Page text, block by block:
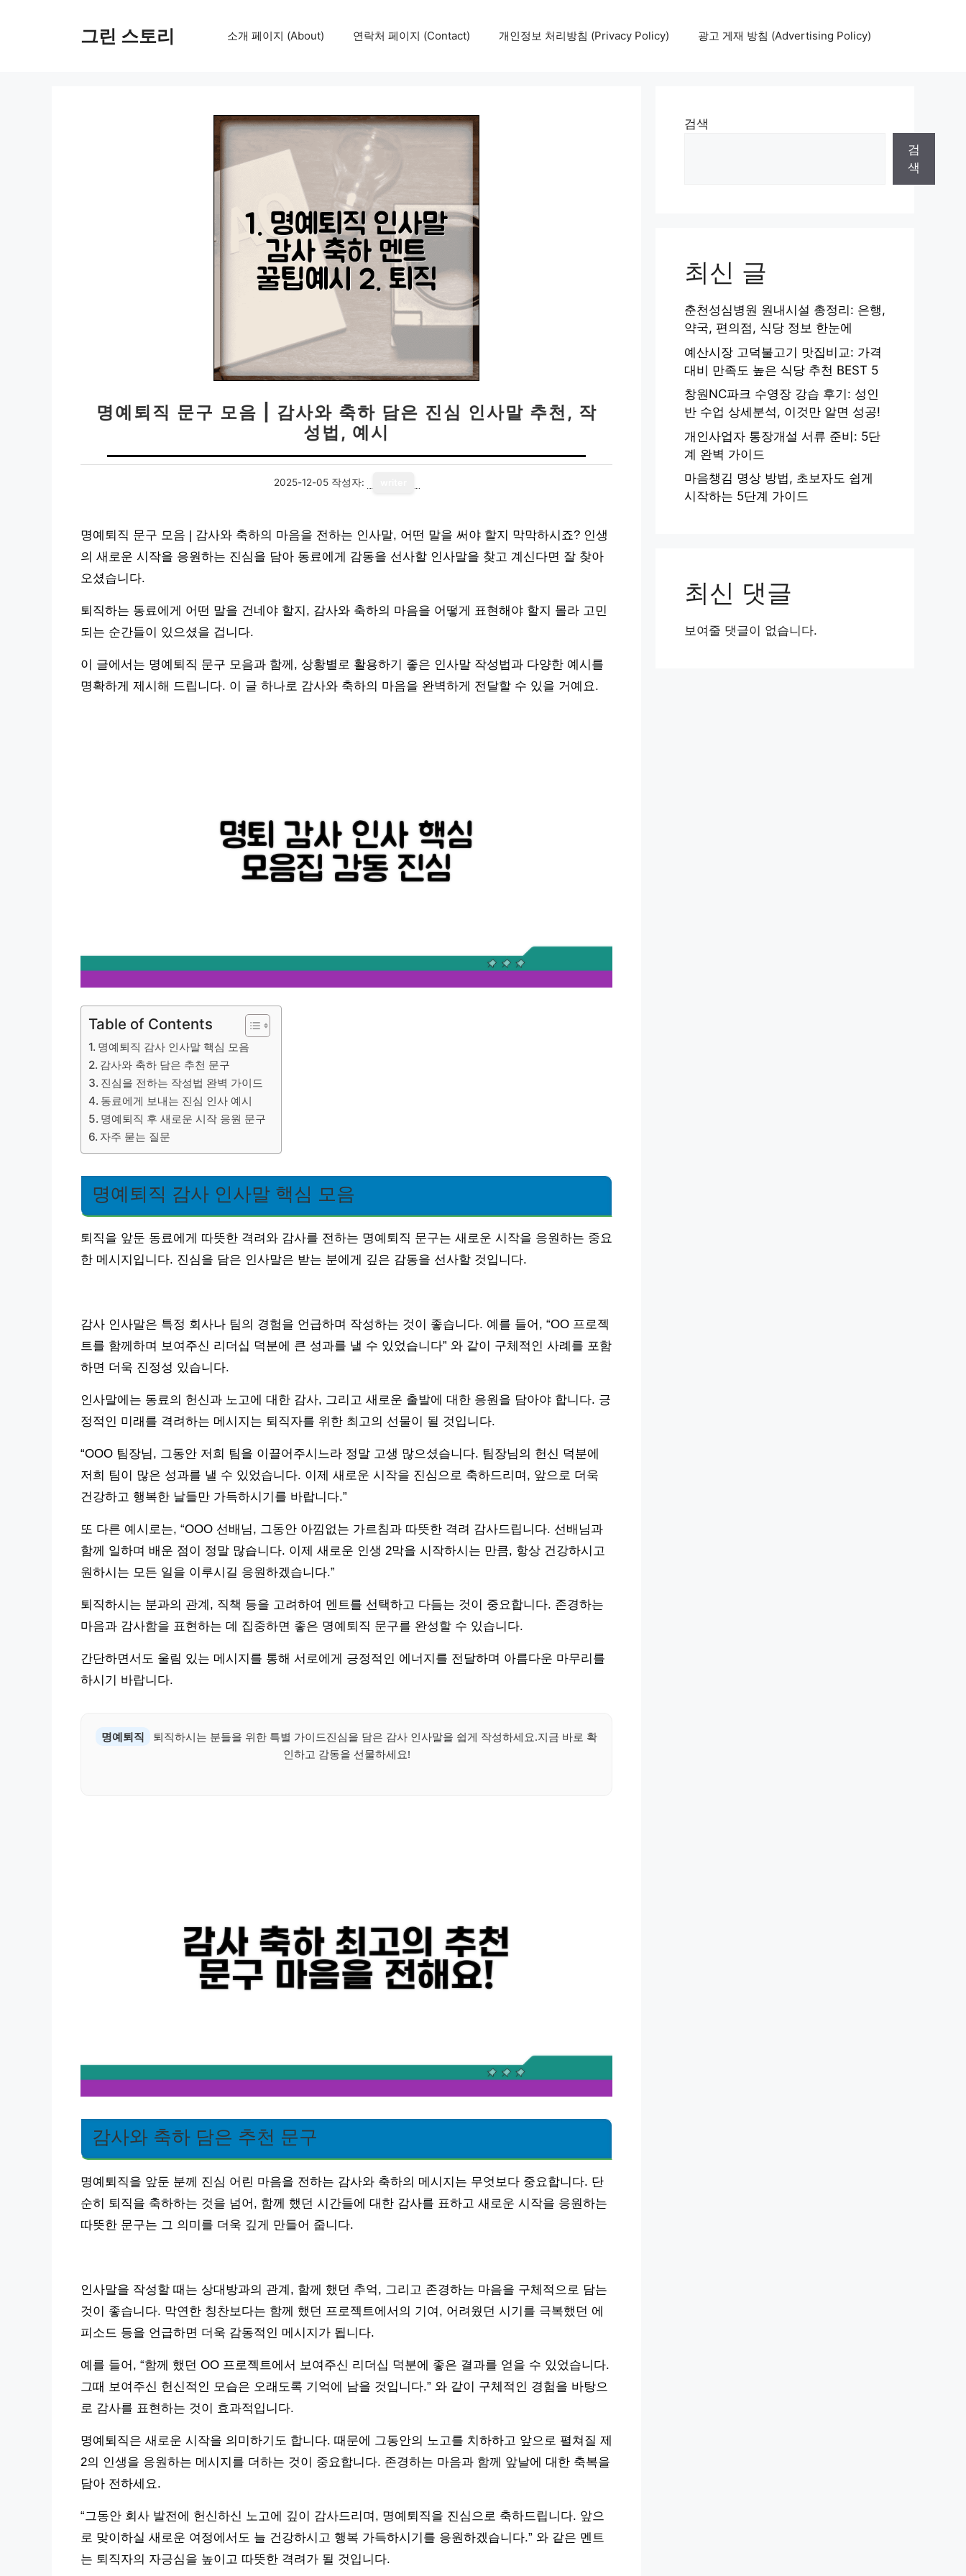
그린 스토리 소개 페이지 (About) 연락처 페이지 (Contact) 개인정보 처리방침 (Privacy Policy) 광고 게재 방침 (Advertising Policy)
명예퇴직 문구 모음 | 감사와 축하 담은 진심 인사말 추천, 작
성법, 예시
2025-12-05 작성자:
명예퇴직 문구 모음 | 감사와 축하의 마음을 전하는 인사말, 어떤 말을 써야 할지 막막하시죠? 인생
의 새로운 시작을 응원하는 진심을 담아 동료에게 감동을 선사할 인사말을 찾고 계신다면 잘 찾아
오셨습니다.
퇴직하는 동료에게 어떤 말을 건네야 할지, 감사와 축하의 마음을 어떻게 표현해야 할지 몰라 고민
되는 순간들이 있으셨을 겁니다.
이 글에서는 명예퇴직 문구 모음과 함께, 상황별로 활용하기 좋은 인사말 작성법과 다양한 예시를
명확하게 제시해 드립니다. 이 글 하나로 감사와 축하의 마음을 완벽하게 전달할 수 있을 거예요.
Table of Contents
명예퇴직 감사 인사말 핵심 모음
감사와 축하 담은 추천 문구
진심을 전하는 작성법 완벽 가이드
동료에게 보내는 진심 인사 예시
명예퇴직 후 새로운 시작 응원 문구
자주 묻는 질문
명예퇴직 감사 인사말 핵심 모음
퇴직을 앞둔 동료에게 따뜻한 격려와 감사를 전하는 명예퇴직 문구는 새로운 시작을 응원하는 중요
한 메시지입니다. 진심을 담은 인사말은 받는 분에게 깊은 감동을 선사할 것입니다.
감사 인사말은 특정 회사나 팀의 경험을 언급하며 작성하는 것이 좋습니다. 예를 들어, “OO 프로젝
트를 함께하며 보여주신 리더십 덕분에 큰 성과를 낼 수 있었습니다” 와 같이 구체적인 사례를 포함
하면 더욱 진정성 있습니다.
인사말에는 동료의 헌신과 노고에 대한 감사, 그리고 새로운 출발에 대한 응원을 담아야 합니다. 긍
정적인 미래를 격려하는 메시지는 퇴직자를 위한 최고의 선물이 될 것입니다.
“OOO 팀장님, 그동안 저희 팀을 이끌어주시느라 정말 고생 많으셨습니다. 팀장님의 헌신 덕분에
저희 팀이 많은 성과를 낼 수 있었습니다. 이제 새로운 시작을 진심으로 축하드리며, 앞으로 더욱
건강하고 행복한 날들만 가득하시기를 바랍니다.”
또 다른 예시로는, “OOO 선배님, 그동안 아낌없는 가르침과 따뜻한 격려 감사드립니다. 선배님과
함께 일하며 배운 점이 정말 많습니다. 이제 새로운 인생 2막을 시작하시는 만큼, 항상 건강하시고
원하시는 모든 일을 이루시길 응원하겠습니다.”
퇴직하시는 분과의 관계, 직책 등을 고려하여 멘트를 선택하고 다듬는 것이 중요합니다. 존경하는
마음과 감사함을 표현하는 데 집중하면 좋은 명예퇴직 문구를 완성할 수 있습니다.
간단하면서도 울림 있는 메시지를 통해 서로에게 긍정적인 에너지를 전달하며 아름다운 마무리를
하시기 바랍니다.
명예퇴직
퇴직하시는 분들을 위한 특별 가이드진심을 담은 감사 인사말을 쉽게 작성하세요.지금 바로 확
인하고 감동을 선물하세요!
감사와 축하 담은 추천 문구
명예퇴직을 앞둔 분께 진심 어린 마음을 전하는 감사와 축하의 메시지는 무엇보다 중요합니다. 단
순히 퇴직을 축하하는 것을 넘어, 함께 했던 시간들에 대한 감사를 표하고 새로운 시작을 응원하는
따뜻한 문구는 그 의미를 더욱 깊게 만들어 줍니다.
인사말을 작성할 때는 상대방과의 관계, 함께 했던 추억, 그리고 존경하는 마음을 구체적으로 담는
것이 좋습니다. 막연한 칭찬보다는 함께 했던 프로젝트에서의 기여, 어려웠던 시기를 극복했던 에
피소드 등을 언급하면 더욱 감동적인 메시지가 됩니다.
예를 들어, “함께 했던 OO 프로젝트에서 보여주신 리더십 덕분에 좋은 결과를 얻을 수 있었습니다.
그때 보여주신 헌신적인 모습은 오래도록 기억에 남을 것입니다.” 와 같이 구체적인 경험을 바탕으
로 감사를 표현하는 것이 효과적입니다.
명예퇴직은 새로운 시작을 의미하기도 합니다. 때문에 그동안의 노고를 치하하고 앞으로 펼쳐질 제
2의 인생을 응원하는 메시지를 더하는 것이 중요합니다. 존경하는 마음과 함께 앞날에 대한 축복을
담아 전하세요.
“그동안 회사 발전에 헌신하신 노고에 깊이 감사드리며, 명예퇴직을 진심으로 축하드립니다. 앞으
로 맞이하실 새로운 여정에서도 늘 건강하시고 행복 가득하시기를 응원하겠습니다.” 와 같은 멘트
는 퇴직자의 자긍심을 높이고 따뜻한 격려가 될 것입니다.
검색
검
색
최신 글
춘천성심병원 원내시설 총정리: 은행,
약국, 편의점, 식당 정보 한눈에
예산시장 고덕불고기 맛집비교: 가격
대비 만족도 높은 식당 추천 BEST 5
창원NC파크 수영장 강습 후기: 성인
반 수업 상세분석, 이것만 알면 성공!
개인사업자 통장개설 서류 준비: 5단
계 완벽 가이드
마음챙김 명상 방법, 초보자도 쉽게
시작하는 5단계 가이드
최신 댓글
보여줄 댓글이 없습니다.